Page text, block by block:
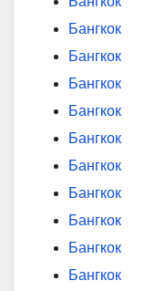
Бангкок
Бангкок
Бангкок
Бангкок
Бангкок
Бангкок
Бангкок
Бангкок
Бангкок
Бангкок